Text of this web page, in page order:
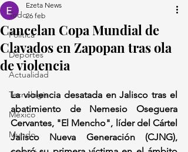
Todo
Política
Deportes
Actualidad
Tecnología
México
Mundo
Cancelan Copa Mundial de
Clavados en Zapopan tras ola
de violencia
Ezeta News
26 feb
La violencia desatada en Jalisco tras el
abatimiento de Nemesio Oseguera
Cervantes, "El Mencho", líder del Cártel
Jalisco Nueva Generación (CJNG),